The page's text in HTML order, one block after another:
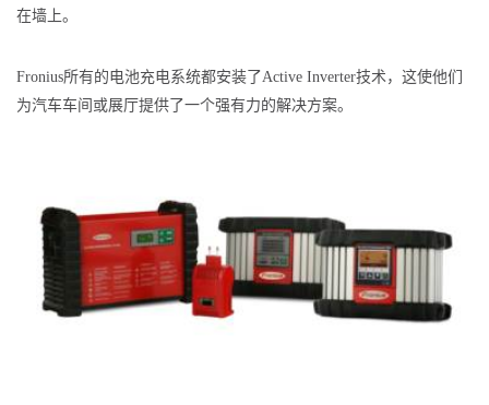
在墙上。
Fronius所有的电池充电系统都安装了Active Inverter技术，这使他们
为汽车车间或展厅提供了一个强有力的解决方案。